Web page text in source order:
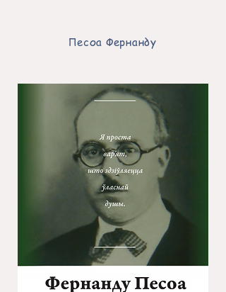
Песоа Фернанду